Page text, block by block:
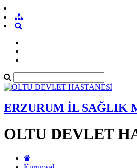
ERZURUM İL SAĞLIK
OLTU DEVLET